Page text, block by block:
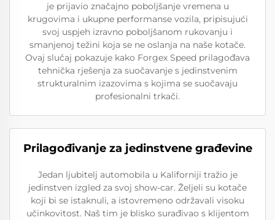
je prijavio značajno poboljšanje vremena u
krugovima i ukupne performanse vozila, pripisujući
svoj uspjeh izravno poboljšanom rukovanju i
smanjenoj težini koja se ne oslanja na naše kotače.
Ovaj slučaj pokazuje kako Forgex Speed prilagođava
tehnička rješenja za suočavanje s jedinstvenim
strukturalnim izazovima s kojima se suočavaju
profesionalni trkači.
Prilagođivanje za jedinstvene građevine
Jedan ljubitelj automobila u Kaliforniji tražio je
jedinstven izgled za svoj show-car. Željeli su kotače
koji bi se istaknuli, a istovremeno održavali visoku
učinkovitost. Naš tim je blisko surađivao s klijentom